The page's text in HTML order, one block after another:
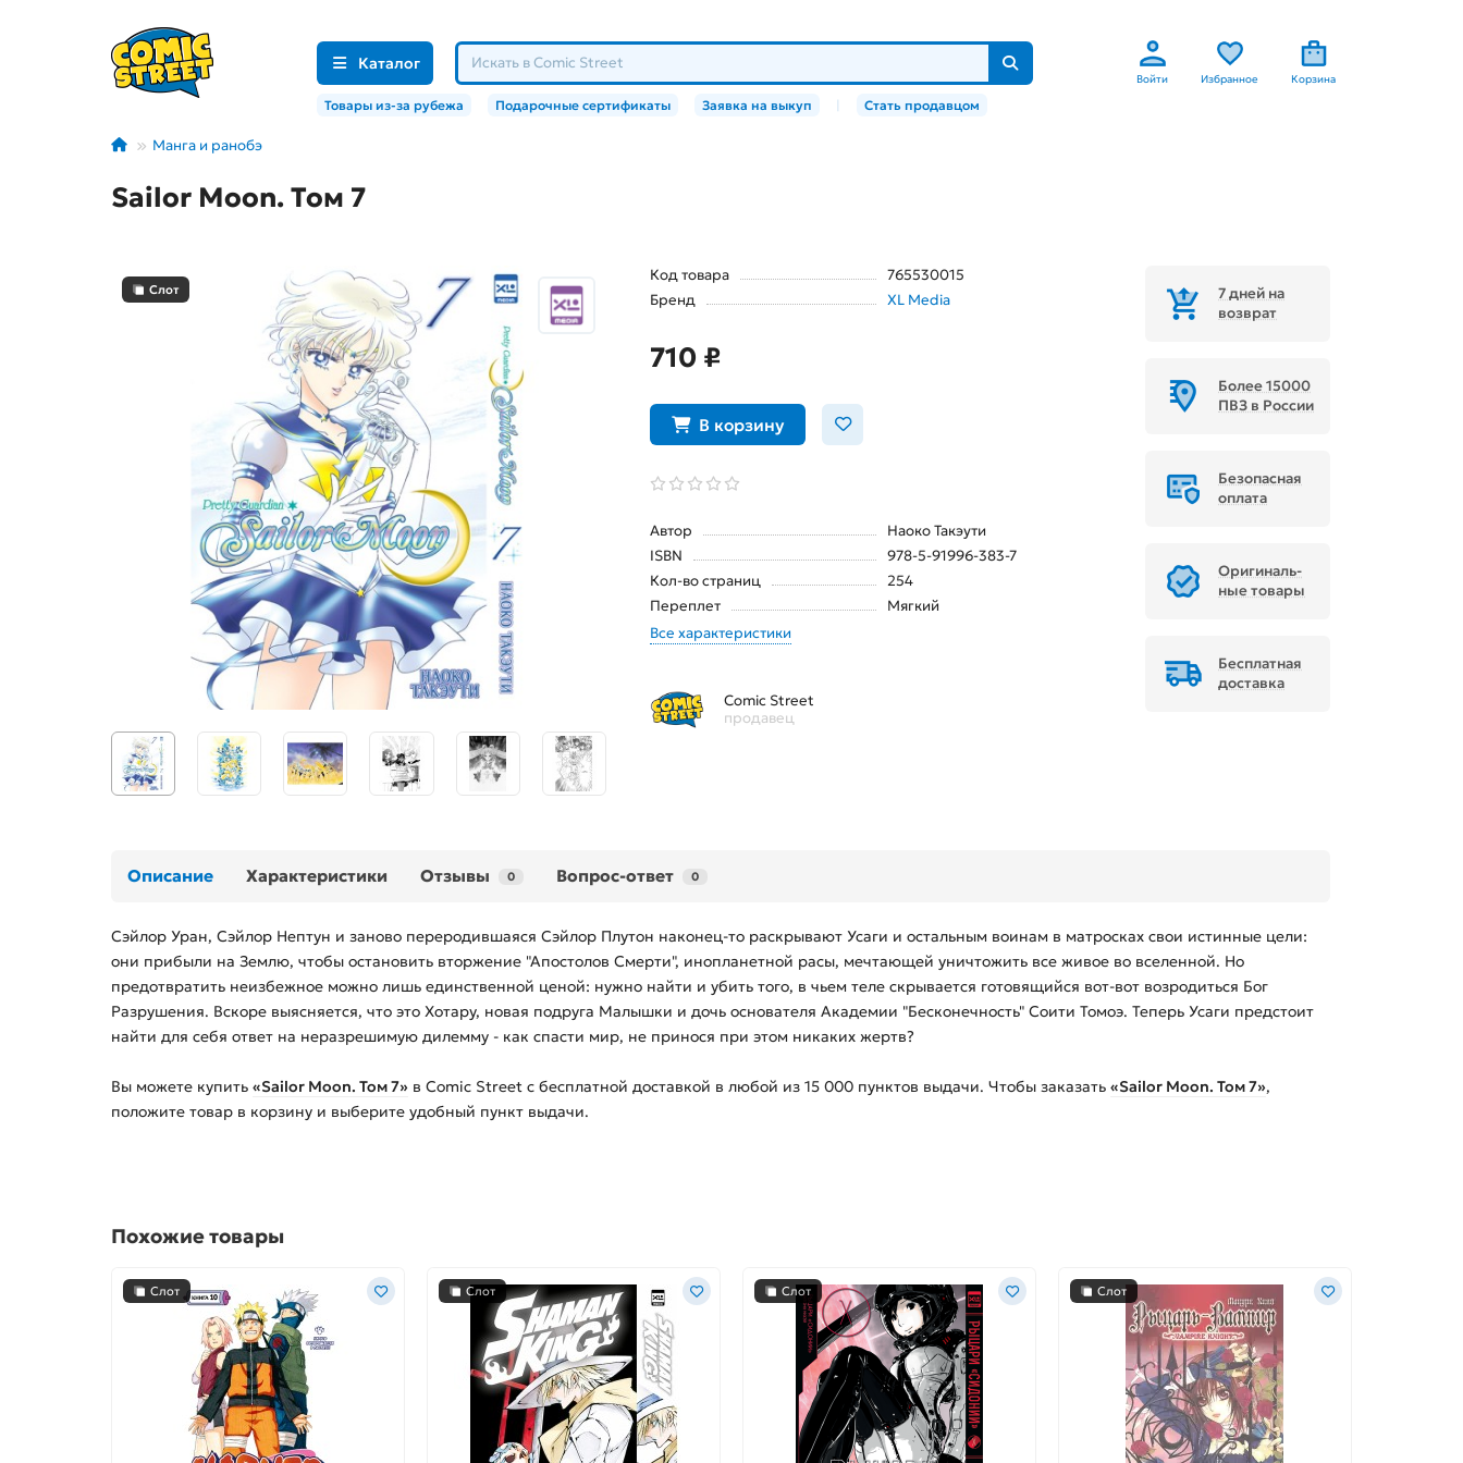
Каталог
Войти Избранное Корзина
Товары из-за рубежа Подарочные сертификаты Заявка на выкуп Стать продавцом
Манга и ранобэ
Sailor Moon. Том 7
Слот
Код товара
765530015
Бренд
XL Media
710 ₽
В корзину
Автор
Наоко Такэути
ISBN
978-5-91996-383-7
Кол-во страниц
254
Переплет
Мягкий
Все характеристики
Comic Street
продавец
7 дней на
возврат
Более 15000
ПВЗ в России
Безопасная
оплата
Ори­ги­наль­
ные товары
Бесплатная
доставка
Описание Характеристики Отзывы 0 Вопрос-ответ 0
Сэйлор Уран, Сэйлор Нептун и заново переродившаяся Сэйлор Плутон наконец-то раскрывают Усаги и остальным воинам в матросках свои истинные цели:
они прибыли на Землю, чтобы остановить вторжение "Апостолов Смерти", инопланетной расы, мечтающей уничтожить все живое во вселенной. Но
предотвратить неизбежное можно лишь единственной ценой: нужно найти и убить того, в чьем теле скрывается готовящийся вот-вот возродиться Бог
Разрушения. Вскоре выясняется, что это Хотару, новая подруга Малышки и дочь основателя Академии "Бесконечность" Соити Томоэ. Теперь Усаги предстоит
найти для себя ответ на неразрешимую дилемму - как спасти мир, не принося при этом никаких жертв?
Вы можете купить «Sailor Moon. Том 7» в Comic Street с бесплатной доставкой в любой из 15 000 пунктов выдачи. Чтобы заказать «Sailor Moon. Том 7»,
положите товар в корзину и выберите удобный пункт выдачи.
Похожие товары
Слот Слот Слот Слот